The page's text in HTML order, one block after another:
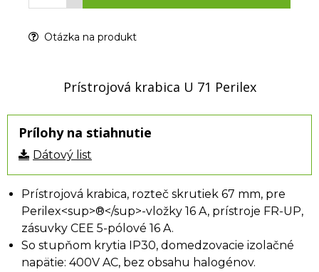
Otázka na produkt
Prístrojová krabica U 71 Perilex
Prílohy na stiahnutie
Dátový list
Prístrojová krabica, rozteč skrutiek 67 mm, pre
Perilex<sup>®</sup>-vložky 16 A, prístroje FR-UP,
zásuvky CEE 5-pólové 16 A.
So stupňom krytia IP30, domedzovacie izolačné
napätie: 400V AC, bez obsahu halogénov.